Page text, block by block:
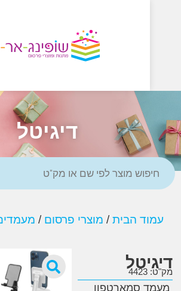
דיגיטל
הבית/מוצרי פרסום /מעמדים לנייד
סמארטפון